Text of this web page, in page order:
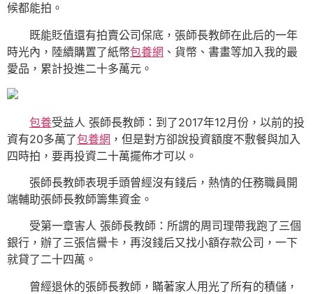
候都能拍。
既能貶值還有拍賣公司保底，張師長教師在此后的一年
時光內，陸續購置了紙幣包養網 、貨幣、書畫等加入我的最
愛品，累計投進二十多萬元。
包養受益人 張師長教師：到了2017年12月份，以前的投
資有20多萬了包養網 ，但是對方卻說投資額度不敷餐與加入
四時拍，要再投資二十萬擺佈才可以。
張師長教師表現手頭曾經沒有錢后，熱情的任務職員開
端輔助張師長教師籌集資金。
受第一章害人 張師長教師：所謂的周司理帶我跑了三個
銀行，辦了三張信譽卡，再沒錢后又找小額存款公司，一下
就貸了二十四萬。
曾經退休的張師長教師，瞞著家人用光了所有的積儲，